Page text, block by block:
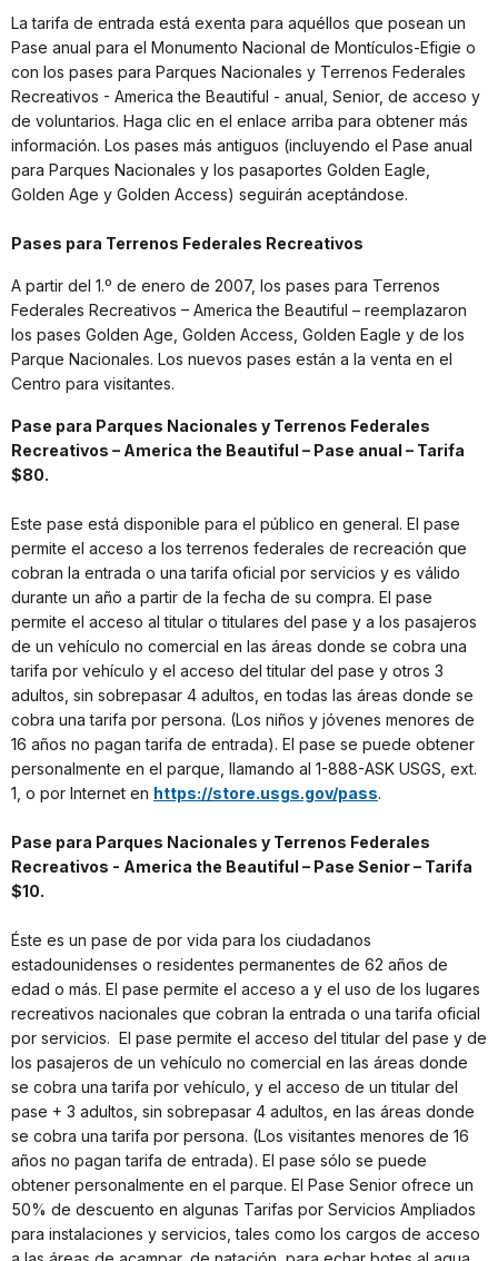
La tarifa de entrada está exenta para aquéllos que posean un
Pase anual para el Monumento Nacional de Montículos-Efigie o
con los pases para Parques Nacionales y Terrenos Federales
Recreativos - America the Beautiful - anual, Senior, de acceso y
de voluntarios. Haga clic en el enlace arriba para obtener más
información. Los pases más antiguos (incluyendo el Pase anual
para Parques Nacionales y los pasaportes Golden Eagle,
Golden Age y Golden Access) seguirán aceptándose.
Pases para Terrenos Federales Recreativos
A partir del 1.º de enero de 2007, los pases para Terrenos
Federales Recreativos – America the Beautiful – reemplazaron
los pases Golden Age, Golden Access, Golden Eagle y de los
Parque Nacionales. Los nuevos pases están a la venta en el
Centro para visitantes.
Pase para Parques Nacionales y Terrenos Federales
Recreativos – America the Beautiful – Pase anual – Tarifa
$80.
Este pase está disponible para el público en general. El pase
permite el acceso a los terrenos federales de recreación que
cobran la entrada o una tarifa oficial por servicios y es válido
durante un año a partir de la fecha de su compra. El pase
permite el acceso al titular o titulares del pase y a los pasajeros
de un vehículo no comercial en las áreas donde se cobra una
tarifa por vehículo y el acceso del titular del pase y otros 3
adultos, sin sobrepasar 4 adultos, en todas las áreas donde se
cobra una tarifa por persona. (Los niños y jóvenes menores de
16 años no pagan tarifa de entrada). El pase se puede obtener
personalmente en el parque, llamando al 1-888-ASK USGS, ext.
1, o por Internet en https://store.usgs.gov/pass.
Pase para Parques Nacionales y Terrenos Federales
Recreativos - America the Beautiful – Pase Senior – Tarifa
$10.
Éste es un pase de por vida para los ciudadanos
estadounidenses o residentes permanentes de 62 años de
edad o más. El pase permite el acceso a y el uso de los lugares
recreativos nacionales que cobran la entrada o una tarifa oficial
por servicios. El pase permite el acceso del titular del pase y de
los pasajeros de un vehículo no comercial en las áreas donde
se cobra una tarifa por vehículo, y el acceso de un titular del
pase + 3 adultos, sin sobrepasar 4 adultos, en las áreas donde
se cobra una tarifa por persona. (Los visitantes menores de 16
años no pagan tarifa de entrada). El pase sólo se puede
obtener personalmente en el parque. El Pase Senior ofrece un
50% de descuento en algunas Tarifas por Servicios Ampliados
para instalaciones y servicios, tales como los cargos de acceso